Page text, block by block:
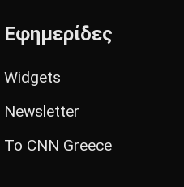
Εφημερίδες
Widgets
Newsletter
Το CNN Greece